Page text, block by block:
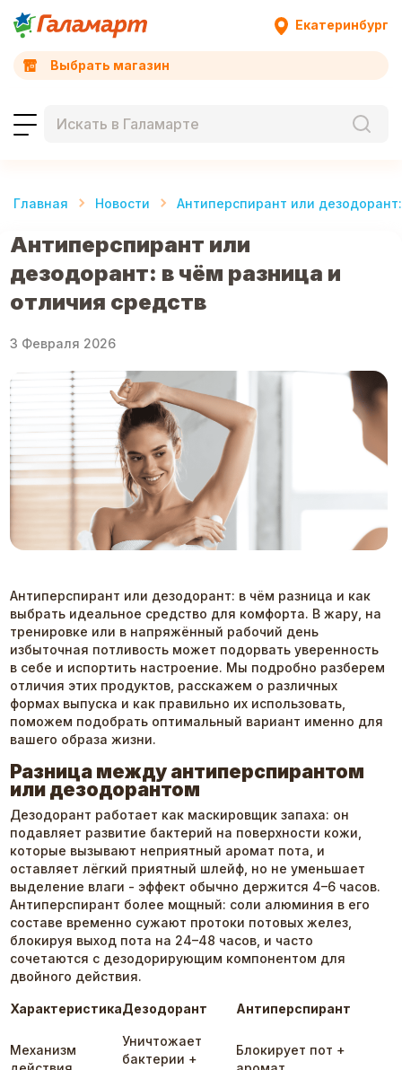
Екатеринбург
Выбрать магазин
Главная Новости Антиперспирант или
Антиперспирант или
дезодорант: в чём разница и
отличия средств
3 Февраля 2026
Антиперспирант или дезодорант: в чём разница и как
выбрать идеальное средство для комфорта. В жару, на
тренировке или в напряжённый рабочий день
избыточная потливость может подорвать уверенность
в себе и испортить настроение. Мы подробно разберем
отличия этих продуктов, расскажем о различных
формах выпуска и как правильно их использовать,
поможем подобрать оптимальный вариант именно для
вашего образа жизни.
Разница между антиперспирантом
или дезодорантом
Дезодорант работает как маскировщик запаха: он
подавляет развитие бактерий на поверхности кожи,
которые вызывают неприятный аромат пота, и
оставляет лёгкий приятный шлейф, но не уменьшает
выделение влаги - эффект обычно держится 4–6 часов.
Антиперспирант более мощный: соли алюминия в его
составе временно сужают протоки потовых желез,
блокируя выход пота на 24–48 часов, и часто
сочетаются с дезодорирующим компонентом для
двойного действия.
ХарактеристикаДезодорант Антиперспирант
Механизм
Уничтожает
бактерии +
Блокирует пот +